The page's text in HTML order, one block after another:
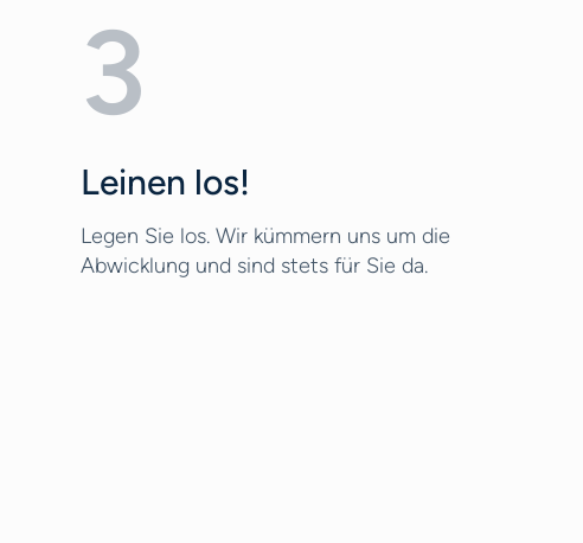
3
Leinen los!
Legen Sie los. Wir kümmern uns um die
Abwicklung und sind stets für Sie da.